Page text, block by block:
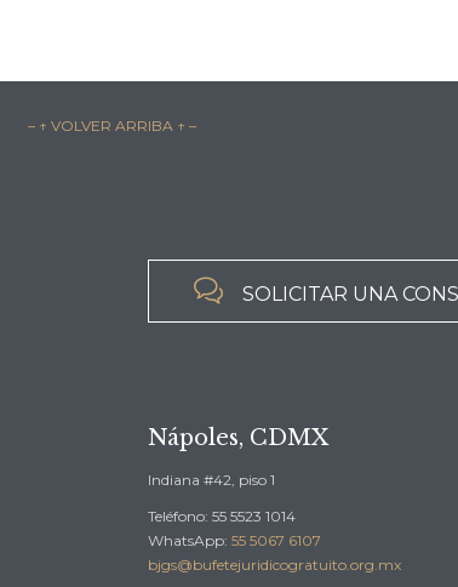
– ↑ VOLVER ARRIBA ↑ –
 SOLICITAR UNA
Nápoles, CDMX
Indiana #42, piso 1
Teléfono: 55 5523 1014
WhatsApp: 55 5067 6107
bjgs@bufetejuridicogratuito.org.mx